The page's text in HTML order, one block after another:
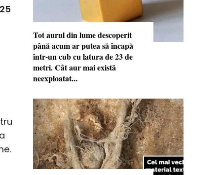
Tot aurul din lume descoperit
până acum ar putea să încapă
într-un cub cu latura de 23 de
metri. Cât aur mai există
neexploatat...